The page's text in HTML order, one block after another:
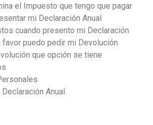
el Impuesto que tengo que pagar
mi Declaración Anual
cuando presento mi Declaración
favor puedo pedir mi Devolución
que opción se tiene
Declaración Anual